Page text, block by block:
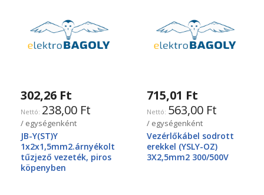
302,26 Ft
238,00 Ft
/ egységenként
JB-Y(ST)Y
1x2x1,5mm2.árnyékolt
tűzjező vezeték, piros
köpenyben
715,01 Ft
563,00 Ft
/ egységenként
Vezérlőkábel sodrott
erekkel (YSLY-OZ)
3X2,5mm2 300/500V